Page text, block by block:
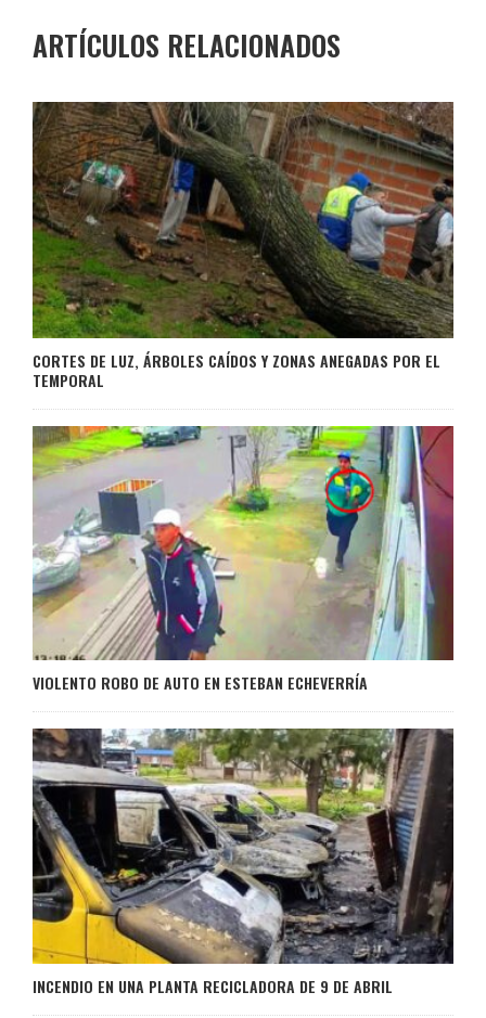
ARTÍCULOS RELACIONADOS
CORTES DE LUZ, ÁRBOLES CAÍDOS Y ZONAS ANEGADAS POR EL
TEMPORAL
VIOLENTO ROBO DE AUTO EN ESTEBAN ECHEVERRÍA
INCENDIO EN UNA PLANTA RECICLADORA DE 9 DE ABRIL